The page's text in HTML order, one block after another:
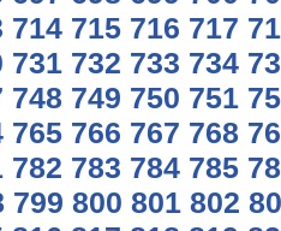
714 715 716 717
731 732 733 734
748 749 750 751
765 766 767 768
782 783 784 785
799 800 801 802